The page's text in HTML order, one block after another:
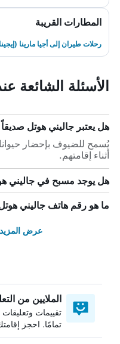
المطارات القريبة
رحلات طيران إلى أجيا مارينا
الأسئلة الشائعة
هل يعتبر جاليني هوتل صديقاً
يُسمح للضيوف بإحضار
أثناء إقامتهم.
هل يوجد مسبح في جاليني
ما هو رقم هاتف جاليني
عرض المزيد
الملايين من
تقييمات
تمامًا. احجز